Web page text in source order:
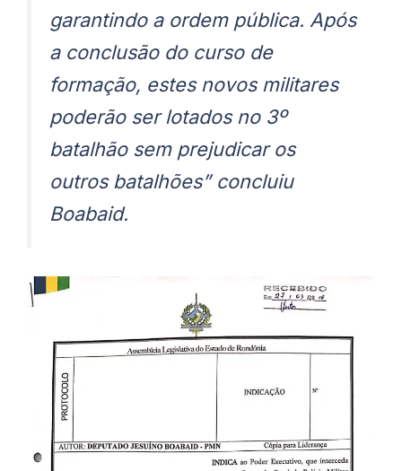
garantindo a ordem pública. Após
a conclusão do curso de
formação, estes novos militares
poderão ser lotados no 3º
batalhão sem prejudicar os
outros batalhões” concluiu
Boabaid.